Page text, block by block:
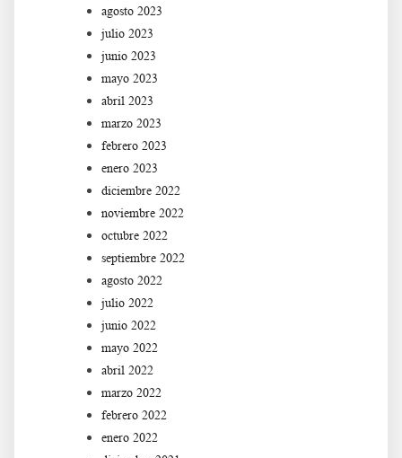
agosto 2023
julio 2023
junio 2023
mayo 2023
abril 2023
marzo 2023
febrero 2023
enero 2023
diciembre 2022
noviembre 2022
octubre 2022
septiembre 2022
agosto 2022
julio 2022
junio 2022
mayo 2022
abril 2022
marzo 2022
febrero 2022
enero 2022